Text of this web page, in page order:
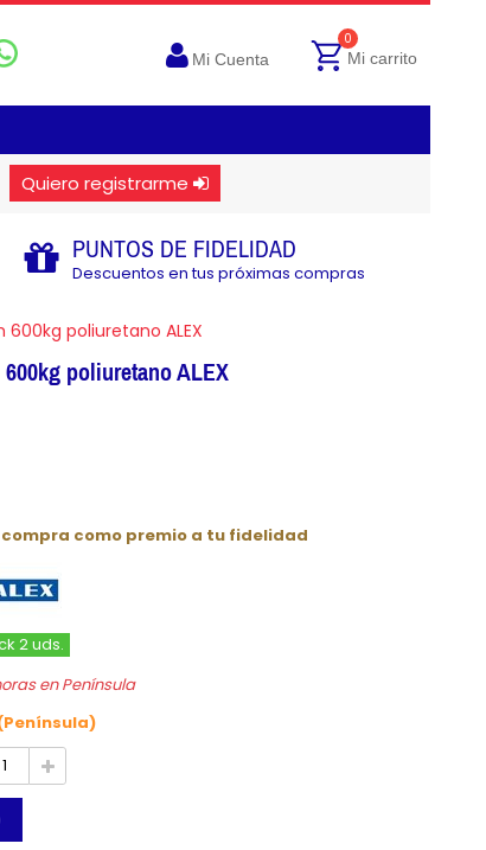
Mi Cuenta
0
Mi carrito
Quiero registrarme
PUNTOS DE FIDELIDAD
Descuentos en tus próximas compras
poliuretano ALEX
poliuretano ALEX
compra como premio a tu fidelidad
2 uds.
en Península